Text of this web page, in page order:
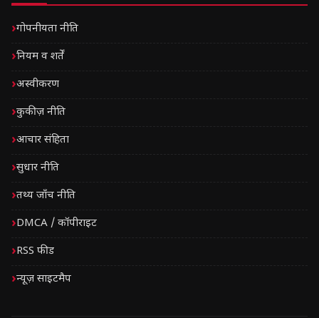
गोपनीयता नीति
नियम व शर्तें
अस्वीकरण
कुकीज़ नीति
आचार संहिता
सुधार नीति
तथ्य जाँच नीति
DMCA / कॉपीराइट
RSS फीड
न्यूज़ साइटमैप